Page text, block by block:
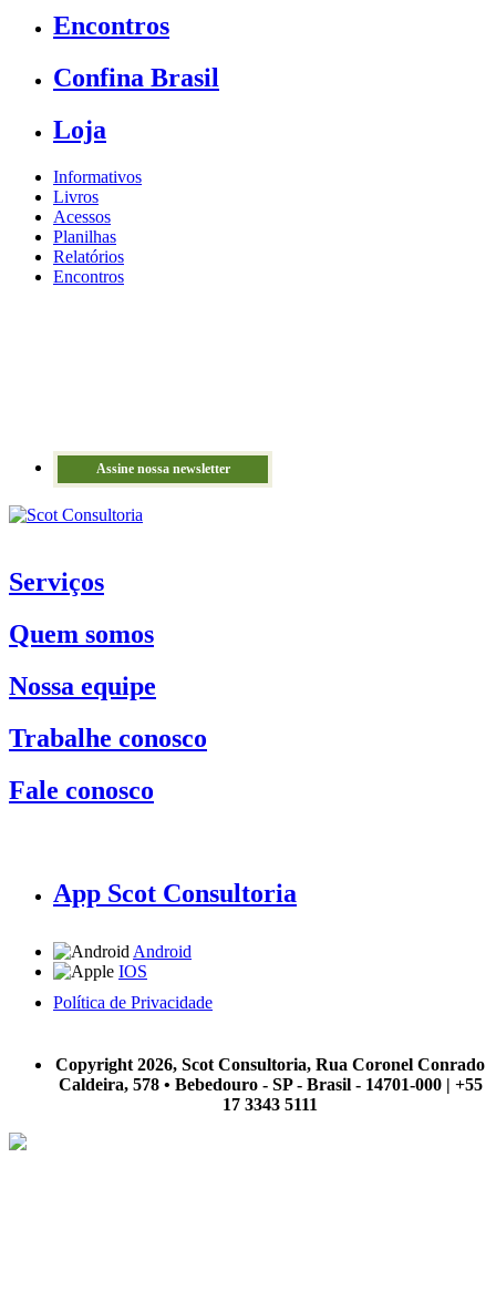
Encontros
Confina Brasil
Loja
Informativos
Livros
Acessos
Planilhas
Relatórios
Encontros
Assine nossa newsletter
Serviços
Quem somos
Nossa equipe
Trabalhe conosco
Fale conosco
App Scot Consultoria
Android
IOS
Política de Privacidade
Copyright 2026, Scot Consultoria, Rua Coronel Conrado
Caldeira, 578 • Bebedouro - SP - Brasil - 14701-000 | +55
17 3343 5111